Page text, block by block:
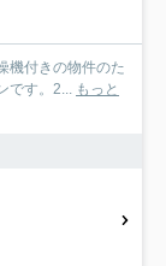
機付きの物件のた
です。2...
もっと